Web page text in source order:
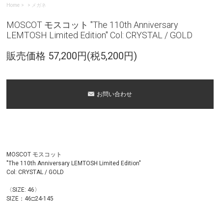
Home
> メガネ
MOSCOT モスコット "The 110th Anniversary
LEMTOSH Limited Edition" Col: CRYSTAL / GOLD
販売価格 57,200円(税5,200円)
お問い合わせ
MOSCOT モスコット
"The 110th Anniversary LEMTOSH Limited Edition"
Col: CRYSTAL / GOLD
〈SIZE: 46〉
SIZE：46□24-145